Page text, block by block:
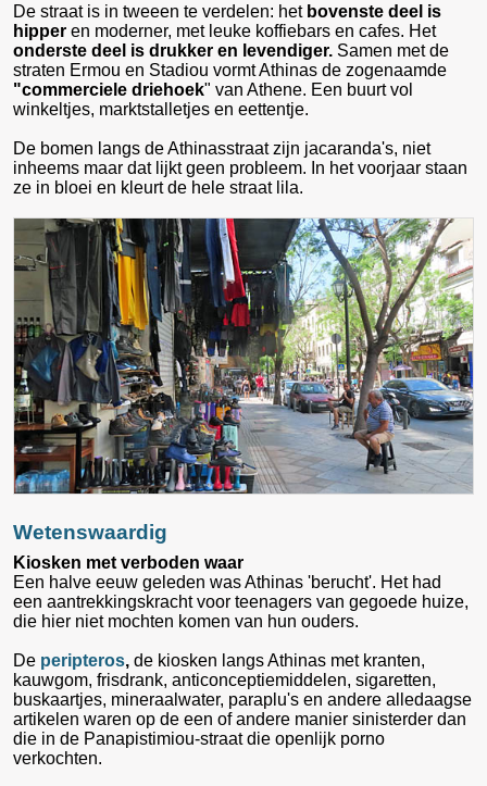
De straat is in tweeen te verdelen: het bovenste deel is
hipper en moderner, met leuke koffiebars en cafes. Het
onderste deel is drukker en levendiger. Samen met de
straten Ermou en Stadiou vormt Athinas de zogenaamde
"commerciele driehoek" van Athene. Een buurt vol
winkeltjes, marktstalletjes en eettentje.
De bomen langs de Athinasstraat zijn jacaranda's, niet
inheems maar dat lijkt geen probleem. In het voorjaar staan
ze in bloei en kleurt de hele straat lila.
Wetenswaardig
Kiosken met verboden waar
Een halve eeuw geleden was Athinas 'berucht'. Het had
een aantrekkingskracht voor teenagers van gegoede huize,
die hier niet mochten komen van hun ouders.
De peripteros, de kiosken langs Athinas met kranten,
kauwgom, frisdrank, anticonceptiemiddelen, sigaretten,
buskaartjes, mineraalwater, paraplu's en andere alledaagse
artikelen waren op de een of andere manier sinisterder dan
die in de Panapistimiou-straat die openlijk porno
verkochten.